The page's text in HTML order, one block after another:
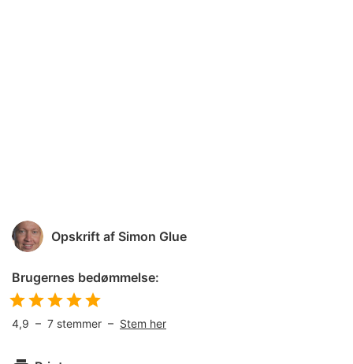
Opskrift af Simon Glue
Brugernes bedømmelse:
4,9 – 7 stemmer – Stem her